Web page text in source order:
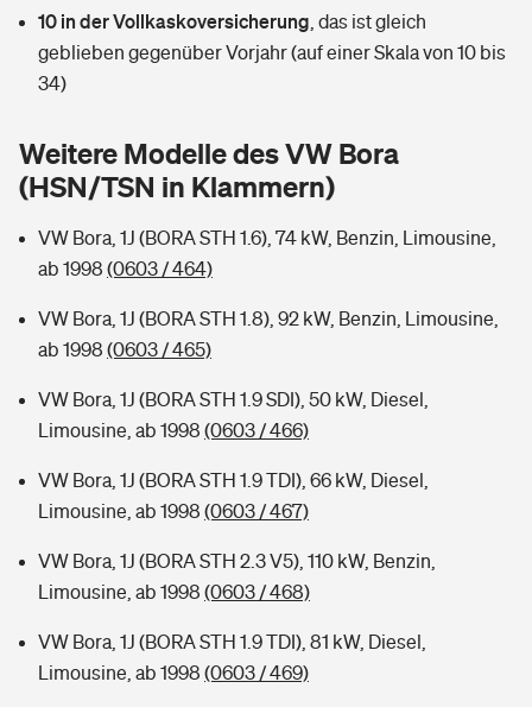
Tools
Wer versichert was: Jetzt Versicherer finden
Sie haben Fragen?
Handyversicherung
Musikinstrumentenversicherung
Zur Übersicht
Kinderunfall-Check: Mehr Sicherheit für deine Kids
Typklassen: So ist Ihr Auto eingestuft
Wer versichert was: Jetzt Versicherer finden
Sie haben Fragen?
Rentenrechner: Wie viel Geld bekomme ich im Alter?
10 in der Vollkaskoversicherung das ist gleich
geblieben gegenüber Vorjahr (auf einer Skala von 10 bis
34)
Weitere Modelle des VW Bora
(HSN/TSN in Klammern)
VW Bora, 1J (BORA STH 1.6), 74 kW, Benzin, Limousine,
ab 1998 (0603 / 464)
VW Bora, 1J (BORA STH 1.8), 92 kW, Benzin, Limousine,
ab 1998 (0603 / 465)
VW Bora, 1J (BORA STH 1.9 SDI), 50 kW, Diesel,
Limousine, ab 1998 (0603 / 466)
VW Bora, 1J (BORA STH 1.9 TDI), 66 kW, Diesel,
Limousine, ab 1998 (0603 / 467)
VW Bora, 1J (BORA STH 2.3 V5), 110 kW, Benzin,
Limousine, ab 1998 (0603 / 468)
VW Bora, 1J (BORA STH 1.9 TDI), 81 kW, Diesel,
Limousine, ab 1998 (0603 / 469)